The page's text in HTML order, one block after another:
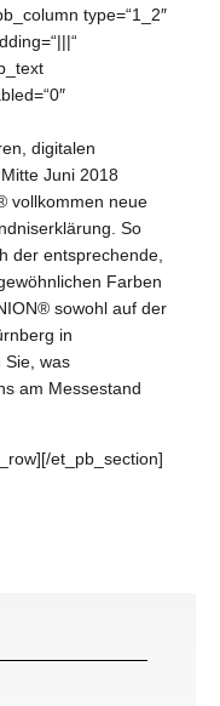
type=“1_2″
digitalen
Juni 2018
vollkommen neue
So
der entsprechende,
Farben
sowohl auf der
in
Sie, was
am Messestand
et_pb_section]